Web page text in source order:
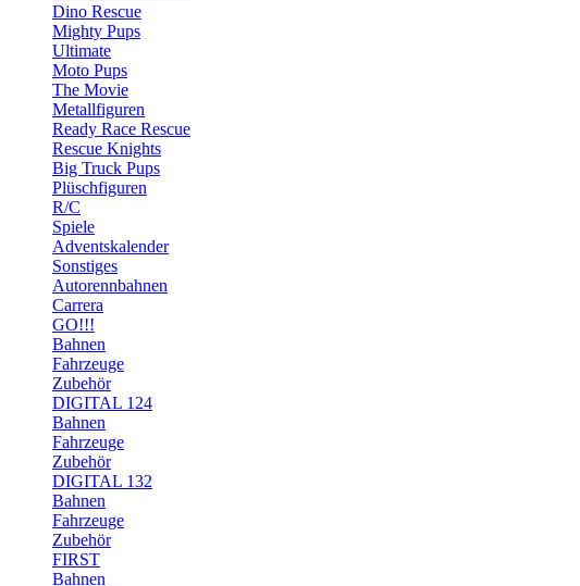
Dino Rescue
Mighty Pups
Ultimate
Moto Pups
The Movie
Metallfiguren
Ready Race Rescue
Rescue Knights
Big Truck Pups
Plüschfiguren
R/C
Spiele
Adventskalender
Sonstiges
Autorennbahnen
Carrera
GO!!!
Bahnen
Fahrzeuge
Zubehör
DIGITAL 124
Bahnen
Fahrzeuge
Zubehör
DIGITAL 132
Bahnen
Fahrzeuge
Zubehör
FIRST
Bahnen